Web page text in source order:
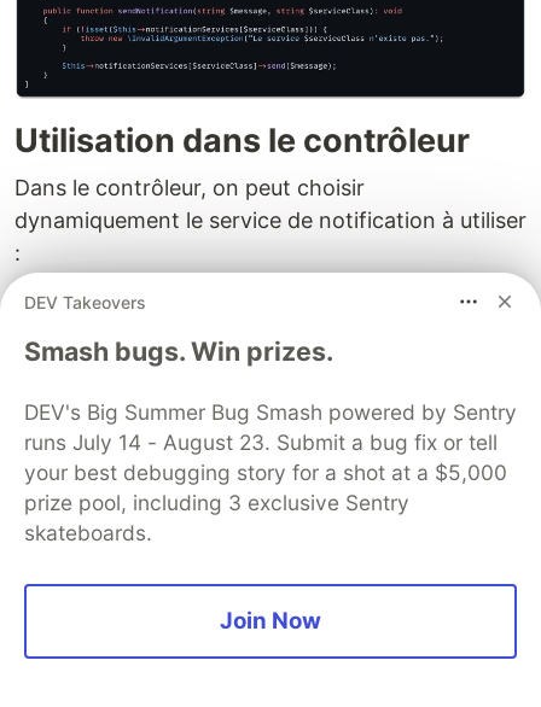
Utilisation dans le contrôleur
Dans le contrôleur, on peut choisir
dynamiquement le service de notification à utiliser
:
On injecte toutes les implémentations de
DEV Takeovers
Smash bugs. Win prizes.
DEV's Big Summer Bug Smash powered by Sentry
runs July 14 - August 23. Submit a bug fix or tell
your best debugging story for a shot at a $5,000
prize pool, including 3 exclusive Sentry
skateboards.
Join Now